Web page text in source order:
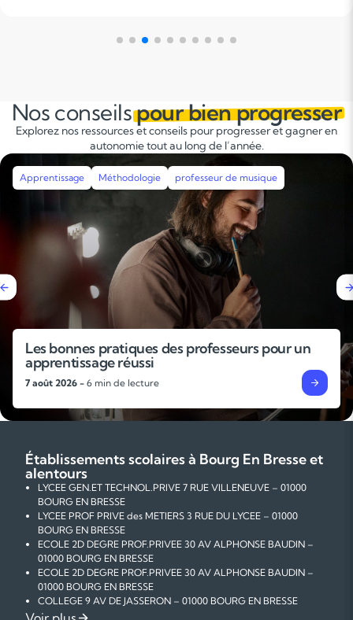
Nos conseilspour bien progresser
Explorez nos ressources et conseils pour progresser et gagner en
autonomie tout au long de l’année.
pour un
Apprentissage Méthodologie
Pourquoi faire un stage de
rentrée ?
4 août 2026 -
Établissements scolaires à Bourg En Bresse et
alentours
LYCEE GEN.ET TECHNOL.PRIVE 7 RUE VILLENEUVE – 01000
BOURG EN BRESSE
LYCEE PROF PRIVE des METIERS 3 RUE DU LYCEE – 01000
BOURG EN BRESSE
ECOLE 2D DEGRE PROF.PRIVEE 30 AV ALPHONSE BAUDIN –
01000 BOURG EN BRESSE
ECOLE 2D DEGRE PROF.PRIVEE 30 AV ALPHONSE BAUDIN –
01000 BOURG EN BRESSE
COLLEGE 9 AV DE JASSERON – 01000 BOURG EN BRESSE
COLLEGE PRIVE 3 BIS RUE DU LYCEE – 01000 BOURG EN